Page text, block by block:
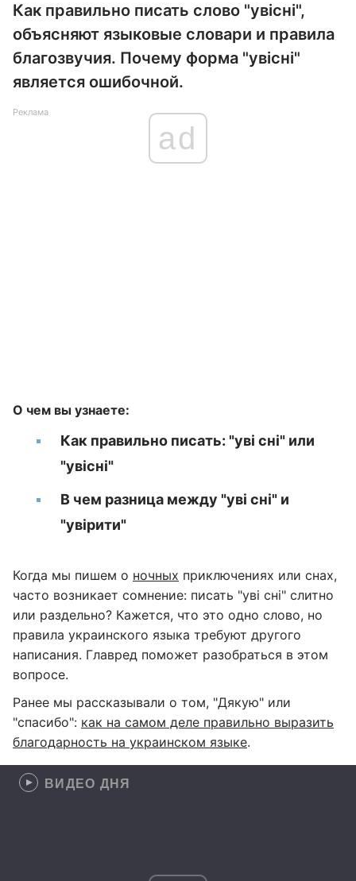
Как правильно писать слово "увісні",
объясняют языковые словари и правила
благозвучия. Почему форма "увісні"
является ошибочной.
Реклама
ad
О чем вы узнаете:
Как правильно писать: "уві сні" или
"увісні"
В чем разница между "уві сні" и
"увірити"
Когда мы пишем о ночных приключениях или снах,
часто возникает сомнение: писать "уві сні" слитно
или раздельно? Кажется, что это одно слово, но
правила украинского языка требуют другого
написания. Главред поможет разобраться в этом
вопросе.
Ранее мы рассказывали о том, "Дякую" или
"спасибо": как на самом деле правильно выразить
благодарность на украинском языке.
ВИДЕО ДНЯ